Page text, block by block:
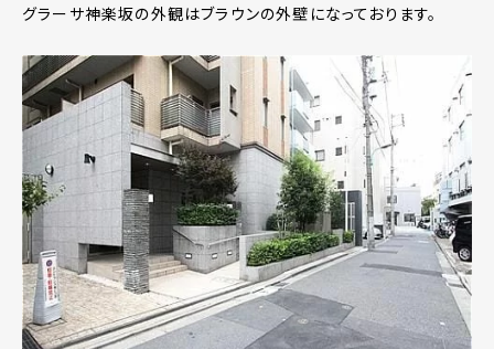
グラーサ神楽坂の外観はブラウンの外壁になっております。